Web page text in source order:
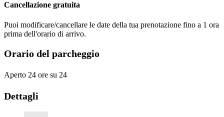
Cancellazione gratuita
Puoi modificare/cancellare le date della tua prenotazione fino a 1 ora
prima dell'orario di arrivo.
Orario del parcheggio
Aperto 24 ore su 24
Dettagli